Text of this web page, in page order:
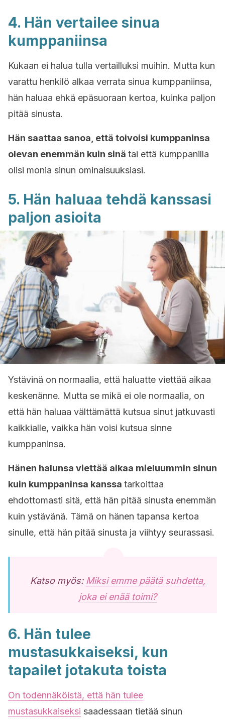
4. Hän vertailee sinua
kumppaniinsa
Kukaan ei halua tulla vertailluksi muihin. Mutta kun
varattu henkilö alkaa verrata sinua kumppaniinsa,
hän haluaa ehkä epäsuoraan kertoa, kuinka paljon
pitää sinusta.
Hän saattaa sanoa, että toivoisi kumppaninsa
olevan enemmän kuin sinä tai että kumppanilla
olisi monia sinun ominaisuuksiasi.
5. Hän haluaa tehdä kanssasi
paljon asioita
Ystävinä on normaalia, että haluatte viettää aikaa
keskenänne. Mutta se mikä ei ole normaalia, on
että hän haluaa välttämättä kutsua sinut jatkuvasti
kaikkialle, vaikka hän voisi kutsua sinne
kumppaninsa.
Hänen halunsa viettää aikaa mieluummin sinun
kuin kumppaninsa kanssa tarkoittaa
ehdottomasti sitä, että hän pitää sinusta enemmän
kuin ystävänä. Tämä on hänen tapansa kertoa
sinulle, että hän pitää sinusta ja viihtyy seurassasi.
Katso myös: Miksi emme päätä suhdetta,
joka ei enää toimi?
6. Hän tulee
mustasukkaiseksi, kun
tapailet jotakuta toista
On todennäköistä, että hän tulee
mustasukkaiseksi saadessaan tietää sinun